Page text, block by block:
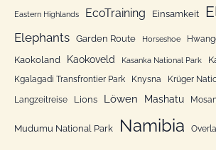
e
n
Eastern Highlands EcoTraining Einsamkeit
Elephants Garden Route Horseshoe
Kaokoland Kaokoveld Kasanka National Park
Kgalagadi Transfrontier Park Knysna Krüger
Langzeitreise Lions Löwen Mashatu
Mudumu National Park Namibia